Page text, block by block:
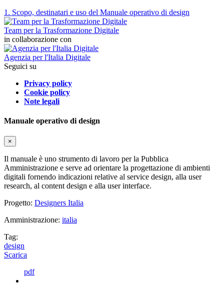
1. Scopo, destinatari e uso del Manuale operativo di design
Team per la Trasformazione Digitale
in collaborazione con
Agenzia per l'Italia Digitale
Seguici su
Privacy policy
Cookie policy
Note legali
Manuale operativo di design
×
Il manuale è uno strumento di lavoro per la Pubblica
Amministrazione e serve ad orientare la progettazione di ambienti
digitali fornendo indicazioni relative al service design, alla user
research, al content design e alla user interface.
Progetto: Designers Italia
Amministrazione: italia
Tag:
design
Scarica
pdf